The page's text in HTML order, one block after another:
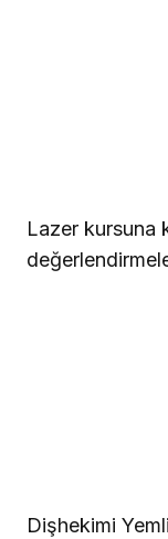
Lazer kursuna
Dişhekimi